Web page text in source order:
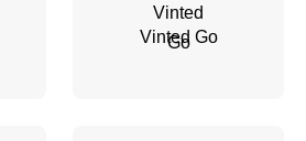
Vinted Go